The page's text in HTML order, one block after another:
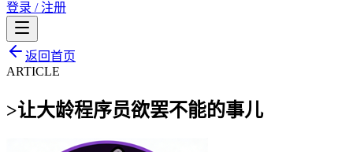
登录 / 注册
返回首页
ARTICLE
>让大龄程序员欲罢不能的事儿